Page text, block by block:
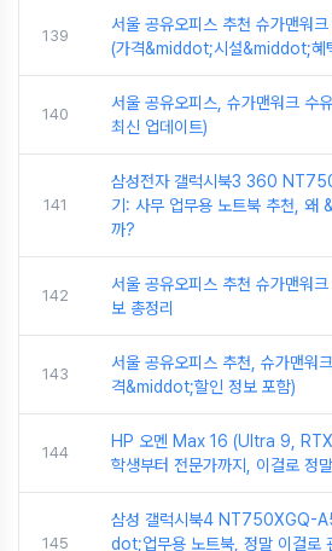
139
서울 공유오피스 추천 슈가맨워
(가격&middot;시설&middot;혜
140
서울 공유오피스, 슈가맨워크 수
최신 업데이트)
141
삼성전자 갤럭시북3 360
기: 사무 업무용 노트북 추천,
까?
142
서울 공유오피스 추천 슈가맨워
보 총정리
143
서울 공유오피스 추천, 슈가맨워
격&middot;할인 정보 포함)
144
HP 오멘 Max 16 (Ultra 9,
학생부터 전문가까지, 이걸로 정
145
삼성 갤럭시북4 NT750XGQ-
dot;업무용 노트북, 정말 이걸로